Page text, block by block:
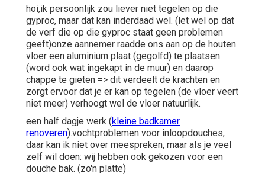
hoi,ik persoonlijk zou liever niet tegelen op die
gyproc, maar dat kan inderdaad wel. (let wel op dat
de verf die op die gyproc staat geen problemen
geeft)onze aannemer raadde ons aan op de houten
vloer een aluminium plaat (gegolfd) te plaatsen
(word ook wat ingekapt in de muur) en daarop
chappe te gieten => dit verdeelt de krachten en
zorgt ervoor dat je er kan op tegelen (de vloer veert
niet meer) verhoogt wel de vloer natuurlijk.
een half dagje werk (kleine badkamer
renoveren).vochtproblemen voor inloopdouches,
daar kan ik niet over meespreken, maar als je veel
zelf wil doen: wij hebben ook gekozen voor een
douche bak. (zo'n platte)